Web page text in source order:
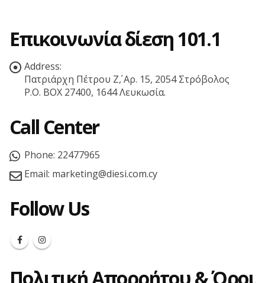
Επικοινωνία δίεση 101.1
Address:
Πατριάρχη Πέτρου Ζ΄, Αρ. 15, 2054 Στρόβολος
P.O. BOX 27400, 1644 Λευκωσία.
Call Center
Phone: 22477965
Email: marketing@diesi.com.cy
Follow Us